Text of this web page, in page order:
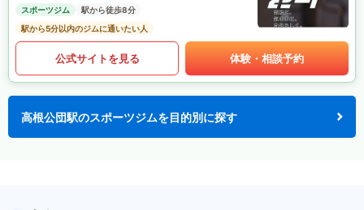
スポーツジム
駅から徒歩8分
駅から5分以内のジムに通いたい人
公式サイトを見る 体験・相談予約
高根公団駅のスポーツジムを目的別に探す